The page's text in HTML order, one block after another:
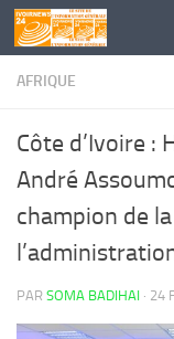
Skip to content
AFRIQUE
Côte d’Ivoire :
André
champion de
PAR SOMA BADIHAI · 24